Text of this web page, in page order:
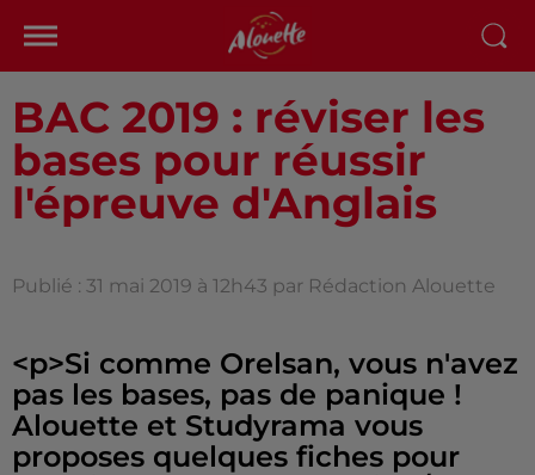
BAC 2019 : réviser les
bases pour réussir
l'épreuve d'Anglais
Publié : 31 mai 2019 à 12h43 par Rédaction Alouette
<p>Si comme Orelsan, vous n'avez
pas les bases, pas de panique !
Alouette et Studyrama vous
proposes quelques fiches pour